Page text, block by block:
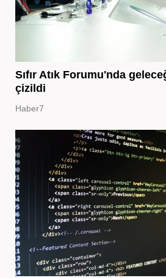
Sıfır Atık Forumu'nda
çizildi
Haber7